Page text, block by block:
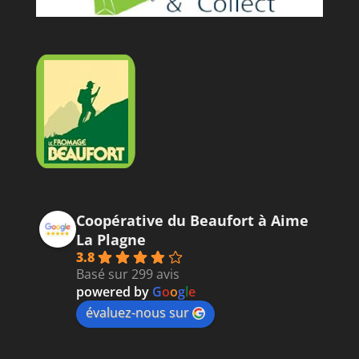
k k
Coopérative du Beaufort à Aime
La Plagne
3.8
Basé sur 299 avis
powered by Google
évaluez-nous sur